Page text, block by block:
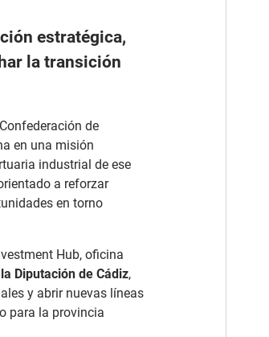
estratégica,
la transición
de
en una misión
industrial de ese
a reforzar
en torno
Hub, oficina
Diputación de Cádiz,
y abrir nuevas líneas
para la provincia